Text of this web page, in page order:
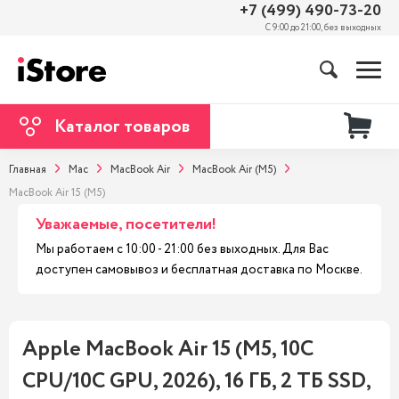
+7 (499) 490-73-20
С 9:00 до 21:00, без выходных
Каталог товаров
Главная Mac MacBook Air
MacBook Air (M5)
MacBook Air 15 (M5)
Уважаемые, посетители!
Мы работаем с 10:00 - 21:00 без выходных. Для Вас
доступен самовывоз и бесплатная доставка по Москве.
Apple MacBook Air 15 (M5, 10C
CPU/10C GPU, 2026), 16 ГБ, 2 ТБ SSD,